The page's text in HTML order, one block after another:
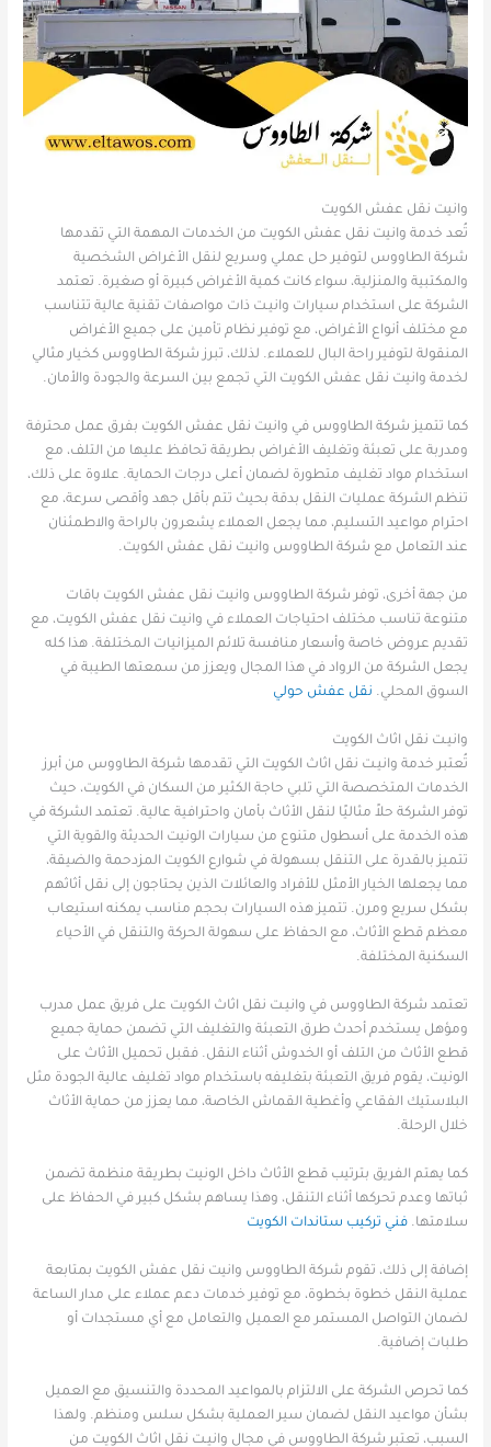
وانيت نقل عفش الكويت
تُعد خدمة وانيت نقل عفش الكويت من الخدمات المهمة التي تقدمها
شركة الطاووس لتوفير حل عملي وسريع لنقل الأغراض الشخصية
والمكتبية والمنزلية، سواء كانت كمية الأغراض كبيرة أو صغيرة. تعتمد
الشركة على استخدام سيارات وانيـت ذات مواصفات تقنية عالية تتناسب
مع مختلف أنواع الأغراض، مع توفير نظام تأمين على جميع الأغراض
المنقولة لتوفير راحة البال للعملاء. لذلك، تبرز شركة الطاووس كخيار مثالي
لخدمة وانيت نقل عفش الكويت التي تجمع بين السرعة والجودة والأمان.
كما تتميز شركة الطاووس في وانيت نقل عفش الكويت بفرق عمل محترفة
ومدربة على تعبئة وتغليف الأغراض بطريقة تحافظ عليها من التلف، مع
استخدام مواد تغليف متطورة لضمان أعلى درجات الحماية. علاوة على ذلك،
تنظم الشركة عمليات النقل بدقة بحيث تتم بأقل جهد وأقصى سرعة، مع
احترام مواعيد التسليم، مما يجعل العملاء يشعرون بالراحة والاطمئنان
عند التعامل مع شركة الطاووس وانيت نقل عفش الكويت.
من جهة أخرى، توفر شركة الطاووس وانيت نقل عفش الكويت باقات
متنوعة تناسب مختلف احتياجات العملاء في وانيت نقل عفش الكويت، مع
تقديم عروض خاصة وأسعار منافسة تلائم الميزانيات المختلفة. هذا كله
يجعل الشركة من الرواد في هذا المجال ويعزز من سمعتها الطيبة في
السوق المحلي. نقل عفش حولي
وانيـت نقل اثاث الكويت
تُعتبر خدمة وانيـت نقل اثاث الكويت التي تقدمها شركة الطاووس من أبرز
الخدمات المتخصصة التي تلبي حاجة الكثير من السكان في الكويت، حيث
توفر الشركة حلاً مثاليًا لنقل الأثاث بأمان واحترافية عالية. تعتمد الشركة في
هذه الخدمة على أسطول متنوع من سيارات الونيت الحديثة والقوية التي
تتميز بالقدرة على التنقل بسهولة في شوارع الكويت المزدحمة والضيقة،
مما يجعلها الخيار الأمثل للأفراد والعائلات الذين يحتاجون إلى نقل أثاثهم
بشكل سريع ومرن. تتميز هذه السيارات بحجم مناسب يمكنه استيعاب
معظم قطع الأثاث، مع الحفاظ على سهولة الحركة والتنقل في الأحياء
السكنية المختلفة.
تعتمد شركة الطاووس في وانيـت نقل اثاث الكويت على فريق عمل مدرب
ومؤهل يستخدم أحدث طرق التعبئة والتغليف التي تضمن حماية جميع
قطع الأثاث من التلف أو الخدوش أثناء النقل. فقبل تحميل الأثاث على
الونيت، يقوم فريق التعبئة بتغليفه باستخدام مواد تغليف عالية الجودة مثل
البلاستيك الفقاعي وأغطية القماش الخاصة، مما يعزز من حماية الأثاث
خلال الرحلة.
كما يهتم الفريق بترتيب قطع الأثاث داخل الونيت بطريقة منظمة تضمن
ثباتها وعدم تحركها أثناء التنقل، وهذا يساهم بشكل كبير في الحفاظ على
سلامتها.فني تركيب ستاندات الكويت
إضافة إلى ذلك، تقوم شركة الطاووس وانيت نقل عفش الكويت بمتابعة
عملية النقل خطوة بخطوة، مع توفير خدمات دعم عملاء على مدار الساعة
لضمان التواصل المستمر مع العميل والتعامل مع أي مستجدات أو
طلبات إضافية.
كما تحرص الشركة على الالتزام بالمواعيد المحددة والتنسيق مع العميل
بشأن مواعيد النقل لضمان سير العملية بشكل سلس ومنظم. ولهذا
السبب، تعتبر شركة الطاووس في مجال وانيـت نقل اثاث الكويت من